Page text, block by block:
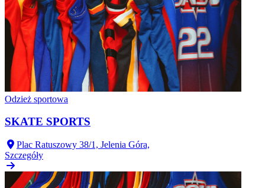
Odzież sportowa
SKATE SPORTS
Plac Ratuszowy 38/1, Jelenia Góra,
Szczegóły